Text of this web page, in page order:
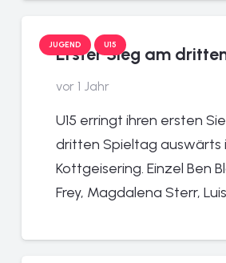
JUGEND U15
Erster Sieg am
vor 1 Jahr
U15 erringt ihren ersten
dritten Spieltag auswärts
Kottgeisering. Einzel Ben
Frey, Magdalena Sterr,